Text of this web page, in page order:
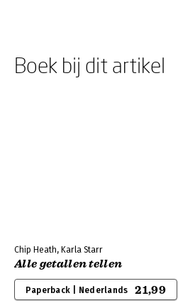
Boek bij dit artikel
Chip Heath, Karla Starr
Alle getallen tellen
Paperback | Nederlands 21,99